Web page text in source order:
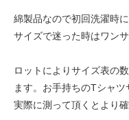
綿製品なので初回洗濯時
サイズで迷った時はワン
ロットによりサイズ表の
ます。お手持ちのTシャツ
実際に測って頂くとより